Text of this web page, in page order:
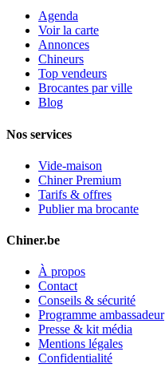
Agenda
Voir la carte
Annonces
Chineurs
Top vendeurs
Brocantes par ville
Blog
Nos services
Vide-maison
Chiner Premium
Tarifs & offres
Publier ma brocante
Chiner.be
À propos
Contact
Conseils & sécurité
Programme ambassadeur
Presse & kit média
Mentions légales
Confidentialité